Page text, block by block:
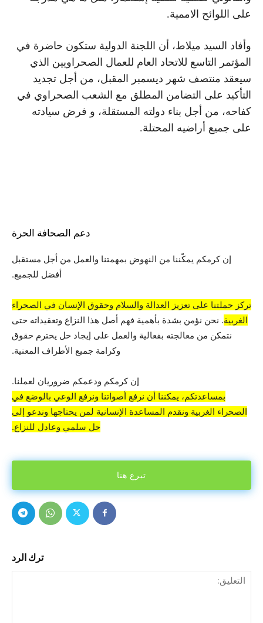
على اللوائح الاممية.
وأفاد السيد ميلاط، أن اللجنة الدولية ستكون حاضرة في
المؤتمر التاسع للاتحاد العام للعمال الصحراويين الذي
سيعقد منتصف شهر ديسمبر المقبل، من أجل تجديد
التأكيد على التضامن المطلق مع الشعب الصحراوي في
كفاحه، من أجل بناء دولته المستقلة، و فرض سيادته
على جميع أراضيه المحتلة.
دعم الصحافة الحرة
إن كرمكم يمكّننا من النهوض بمهمتنا والعمل من أجل مستقبل
أفضل للجميع.
تركز حملتنا على تعزيز العدالة والسلام وحقوق الإنسان في الصحراء
الغربية. نحن نؤمن بشدة بأهمية فهم أصل هذا النزاع وتعقيداته حتى
نتمكن من معالجته بفعالية والعمل على إيجاد حل يحترم حقوق
وكرامة جميع الأطراف المعنية.
إن كرمكم ودعمكم ضروريان لعملنا.
بمساعدتكم، يمكننا أن نرفع أصواتنا ونرفع الوعي بالوضع في
الصحراء الغربية ونقدم المساعدة الإنسانية لمن يحتاجها وندعو إلى
حل سلمي وعادل للنزاع.
تبرع هنا
ترك الرد